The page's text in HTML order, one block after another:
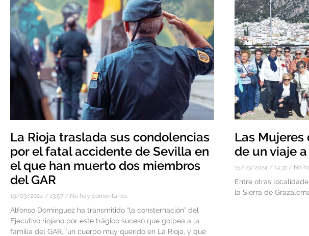
La Rioja traslada sus condolencias
por el fatal accidente de Sevilla en
el que han muerto dos miembros
del GAR
19/03/2024 13:57 No hay comentarios
Alfonso Domínguez ha transmitido “la consternación” del
Ejecutivo riojano por este trágico suceso que golpea a la
familia del GAR, “un cuerpo muy querido en La Rioja, y que
Las
de un viaje
15/03/2024 14:31 No
Entre otras
la Sierra de